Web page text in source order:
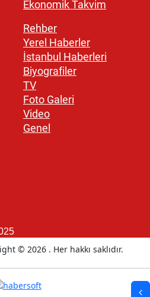
Ekonomik Takvim
Rehber
Yerel Haberler
İstanbul Haberleri
Biyografiler
TV
Foto Galeri
Video
Genel
© 2026 . Her hakkı saklıdır.